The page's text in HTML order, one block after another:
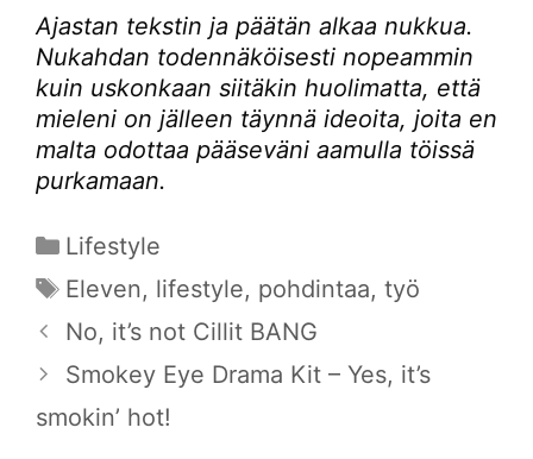
Ajastan tekstin ja päätän alkaa nukkua.
Nukahdan todennäköisesti nopeammin
kuin uskonkaan siitäkin huolimatta, että
mieleni on jälleen täynnä ideoita, joita en
malta odottaa pääseväni aamulla töissä
purkamaan.
Kategoriat
Lifestyle
Avainsanat
Eleven, lifestyle, pohdintaa, työ
No, it’s not Cillit BANG
Smokey Eye Drama Kit – Yes, it’s
smokin’ hot!